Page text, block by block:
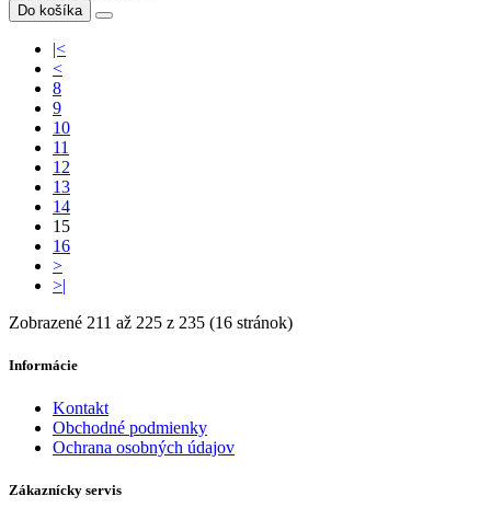
Do košíka
|<
<
8
9
10
11
12
13
14
15
16
>
>|
Zobrazené 211 až 225 z 235 (16 stránok)
Informácie
Kontakt
Obchodné podmienky
Ochrana osobných údajov
Zákaznícky servis